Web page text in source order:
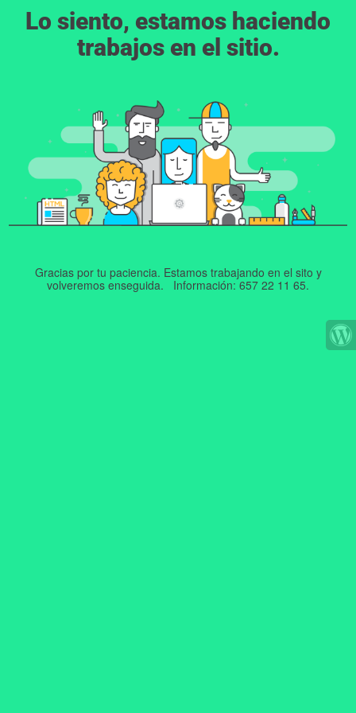
Lo siento, estamos haciendo
trabajos en el sitio.
Gracias por tu paciencia. Estamos trabajando en el sito y
volveremos enseguida. Información: 657 22 11 65.